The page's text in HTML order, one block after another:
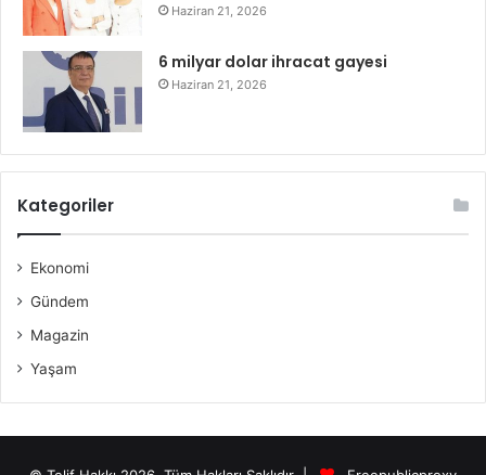
Haziran 21, 2026
6 milyar dolar ihracat gayesi
Haziran 21, 2026
Kategoriler
Ekonomi
Gündem
Magazin
Yaşam